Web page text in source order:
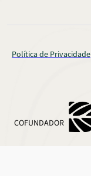
Política de Privacidade
COFUNDADOR